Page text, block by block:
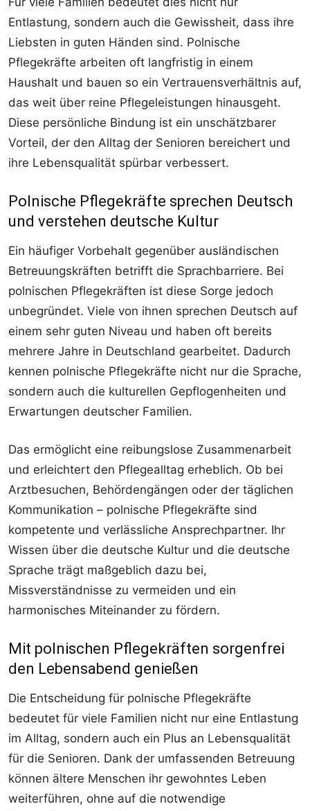
Entlastung, sondern auch die Gewissheit, dass ihre
Liebsten in guten Händen sind. Polnische
Pflegekräfte arbeiten oft langfristig in einem
Haushalt und bauen so ein Vertrauensverhältnis auf,
das weit über reine Pflegeleistungen hinausgeht.
Diese persönliche Bindung ist ein unschätzbarer
Vorteil, der den Alltag der Senioren bereichert und
ihre Lebensqualität spürbar verbessert.
Polnische Pflegekräfte sprechen Deutsch
und verstehen deutsche Kultur
Ein häufiger Vorbehalt gegenüber ausländischen
Betreuungskräften betrifft die Sprachbarriere. Bei
polnischen Pflegekräften ist diese Sorge jedoch
unbegründet. Viele von ihnen sprechen Deutsch auf
einem sehr guten Niveau und haben oft bereits
mehrere Jahre in Deutschland gearbeitet. Dadurch
kennen polnische Pflegekräfte nicht nur die Sprache,
sondern auch die kulturellen Gepflogenheiten und
Erwartungen deutscher Familien.
Das ermöglicht eine reibungslose Zusammenarbeit
und erleichtert den Pflegealltag erheblich. Ob bei
Arztbesuchen, Behördengängen oder der täglichen
Kommunikation – polnische Pflegekräfte sind
kompetente und verlässliche Ansprechpartner. Ihr
Wissen über die deutsche Kultur und die deutsche
Sprache trägt maßgeblich dazu bei,
Missverständnisse zu vermeiden und ein
harmonisches Miteinander zu fördern.
Mit polnischen Pflegekräften sorgenfrei
den Lebensabend genießen
Die Entscheidung für polnische Pflegekräfte
bedeutet für viele Familien nicht nur eine Entlastung
im Alltag, sondern auch ein Plus an Lebensqualität
für die Senioren. Dank der umfassenden Betreuung
können ältere Menschen ihr gewohntes Leben
weiterführen, ohne auf die notwendige